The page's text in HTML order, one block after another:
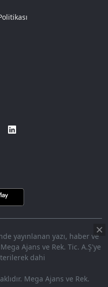
yayınlanan yazı, haber ve
Ajans ve Rek. Tic. A.Ş'ye
dahi
Mega Ajans ve Rek.